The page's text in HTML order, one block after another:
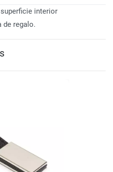
interior
de regalo.